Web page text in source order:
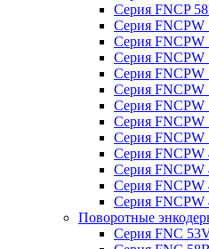
Серия FNCP
Серия FNCPW
Серия FNCPW
Серия FNCPW
Серия FNCPW
Серия FNCPW
Серия FNCPW
Серия FNCPW
Серия FNCPW
Серия FNCPW
Серия FNCPW
Серия FNCPW
Серия FNCPW
Поворотные
Серия FNC